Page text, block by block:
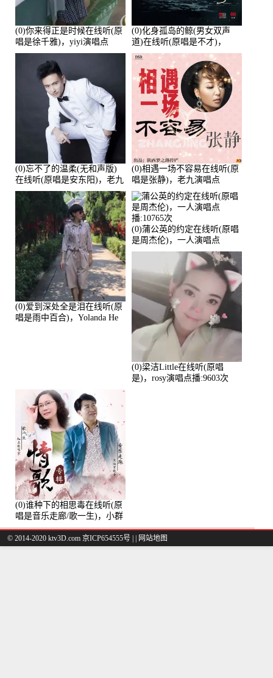
(0)你来得正是时候在线听(原
唱是徐千雅)，yiyi演唱点
播:21991次
(0)化身孤岛的鲸(男女双声
道)在线听(原唱是不才)，
HGBai演唱点播:19428次
(0)忘不了的温柔(无和声版)
在线听(原唱是安东阳)，老九
演唱点播:17392次
(0)相遇一场不容易在线听(原
唱是张静)，老九演唱点
播:11453次
(0)爱到深处全是泪在线听(原
唱是雨中百合)，Yolanda He
(0)蒲公英的约定在线听(原唱
是周杰伦)，一人演唱点
播:10765次
(0)梁洁Little在线听(原唱
是)，rosy演唱点播:9603次
(0)谁种下的相思毒在线听(原
唱是音乐走廊/歌一生)，小群
演唱点播:8975次
© 2014-2020 ktv3D.com 京ICP654555号 | | 网站地图